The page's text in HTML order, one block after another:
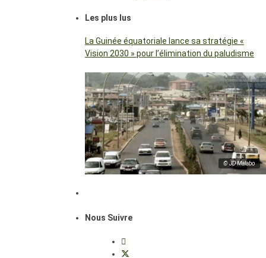
Les plus lus
La Guinée équatoriale lance sa stratégie «
Vision 2030 » pour l’élimination du paludisme
© JD Malabo
Nous Suivre